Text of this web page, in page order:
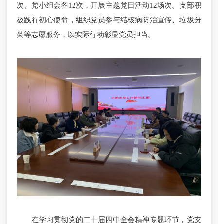
次、党小组会各12次，开展主题党日活动12场次。支部积
极践行初心使命，组织党员参与结核病防治宣传、垃圾分
类等志愿服务，以实际行动彰显党员担当。
在学习贯彻党的二十届四中全会精神专题环节，党支